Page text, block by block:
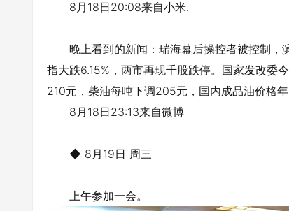
8月18日20:08来自小米.
晚上看到的新闻：瑞海幕后操控者被控制，
指大跌6.15%，两市再现千股跌停。国家发改委
210元，柴油每吨下调205元，国内成品油价格年
8月18日23:13来自微博
◆ 8月19日 周三
上午参加一会。